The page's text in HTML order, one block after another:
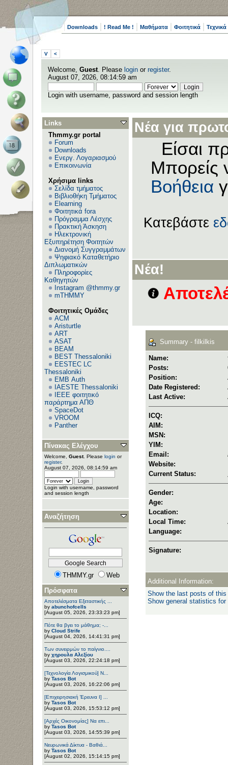
Downloads ! Read Me ! Μαθήματα Φοιτητικά
V <
Welcome, Guest. Please login or register.
August 07, 2026, 08:14:59 am
Login with username, password and session length
Links
Thmmy.gr portal
Forum
Downloads
Ενεργ. Λογαριασμού
Επικοινωνία
Χρήσιμα links
Σελίδα τμήματος
Βιβλιοθήκη Τμήματος
Elearning
Φοιτητικά fora
Πρόγραμμα Λέσχης
Πρακτική Άσκηση
Ηλεκτρονική
Εξυπηρέτηση Φοιτητών
Διανομή Συγγραμμάτων
Ψηφιακό Καταθετήριο
Διπλωματικών
Πληροφορίες
Καθηγητών
Instagram @thmmy.gr
mTHMMY
Φοιτητικές Ομάδες
ACM
Aristurtle
ART
ASAT
BEAM
BEST Thessaloniki
EESTEC LC
Thessaloniki
EΜΒ Auth
IAESTE Thessaloniki
IEEE φοιτητικό
παράρτημα ΑΠΘ
SpaceDot
VROOM
Panther
Πίνακας Ελέγχου
Welcome, Guest. Please login or
register.
August 07, 2026, 08:14:59 am
Login with username, password
and session length
Αναζήτηση
THMMY.gr
Web
Πρόσφατα
Αποτελέσματα Εξεταστικής ...
by abunchofcells
[August 05, 2026, 23:33:23 pm]
Πότε θα βγει το μάθημα; -...
by Cloud Strife
[August 04, 2026, 14:41:31 pm]
Των συνειρμών το παίγνιο....
by χηρουλα Αλεξίου
[August 03, 2026, 22:24:18 pm]
[Τεχνολογία Λογισμικού] Ν...
by Tasos Bot
[August 03, 2026, 16:22:06 pm]
[Επιχειρησιακή Έρευνα Ι] ...
by Tasos Bot
[August 03, 2026, 15:53:12 pm]
[Αρχές Οικονομίας] Να επι...
by Tasos Bot
[August 03, 2026, 14:55:39 pm]
Νευρωνικά Δίκτυα - Βαθιά...
by Tasos Bot
[August 02, 2026, 15:14:15 pm]
Νέα για
Είσαι
Μπορείς
Βοήθεια
Κατεβάστε
Νέα!
Summary - filkilkis
Name:
Posts:
Position:
Date Registered:
Last Active:
ICQ:
AIM:
MSN:
YIM:
Email:
Website:
Current Status:
Gender:
Age:
Location:
Local Time:
Language:
Signature:
Additional Information:
Show the last posts of this
Show general statistics for